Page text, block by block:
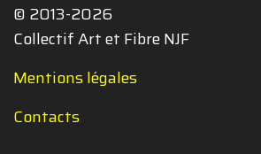
© 2013-2026
Collectif Art et Fibre NJF
Mentions légales
Contacts